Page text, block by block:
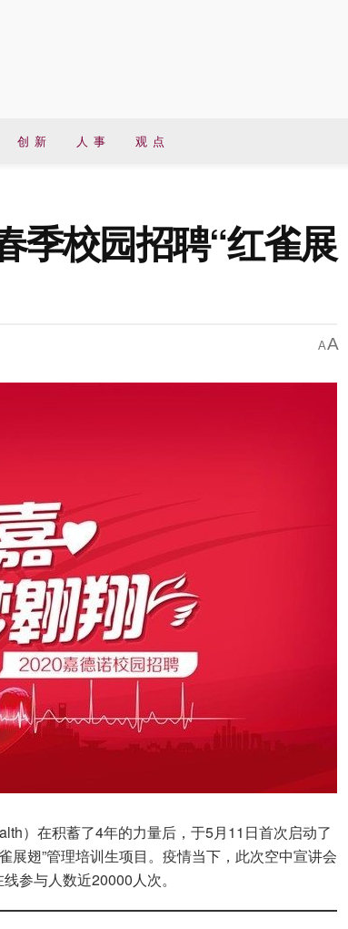
创 新 人 事 观 点
季校园招聘“红雀展
AA
）在积蓄了4年的力量后，于5月11日首次启动了
展翅”管理培训生项目。疫情当下，此次空中宣讲会
参与人数近20000人次。